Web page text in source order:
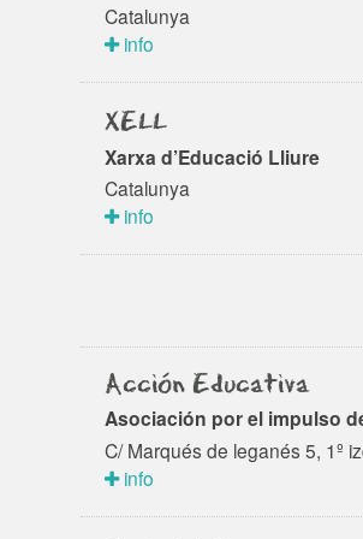
Catalunya
info
XELL
Xarxa d’Educació Lliure
Catalunya
info
Acción Educativa
Asociación por el impulso
C/ Marqués de leganés 5, 1º
info